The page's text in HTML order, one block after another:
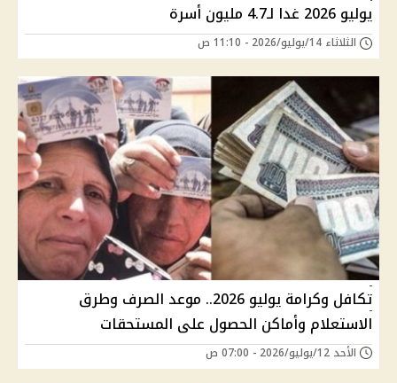
يوليو 2026 غدا لـ4.7 مليون أسرة
الثلاثاء 14/يوليو/2026 - 11:10 ص
تكافل وكرامة يوليو 2026.. موعد الصرف وطرق
الاستعلام وأماكن الحصول على المستحقات
الأحد 12/يوليو/2026 - 07:00 ص